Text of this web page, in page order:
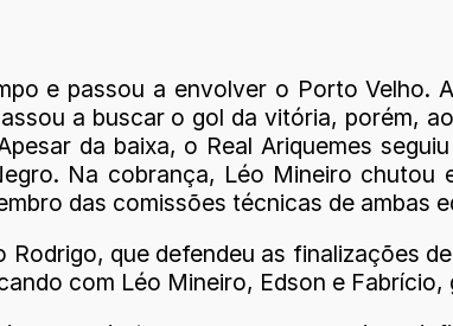
e passou a envolver o Porto Velho.
a buscar o gol da vitória, porém,
da baixa, o Real Ariquemes
Na cobrança, Léo Mineiro
das comissões técnicas de ambas
que defendeu as finalizações
com Léo Mineiro, Edson e